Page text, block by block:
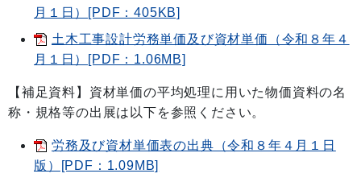
月１日）[PDF：405KB]
土木工事設計労務単価及び資材単価（令和８年４
月１日）[PDF：1.06MB]
【補足資料】資材単価の平均処理に用いた物価資料の名
称・規格等の出展は以下を参照ください。
労務及び資材単価表の出典（令和８年４月１日
版）[PDF：1.09MB]